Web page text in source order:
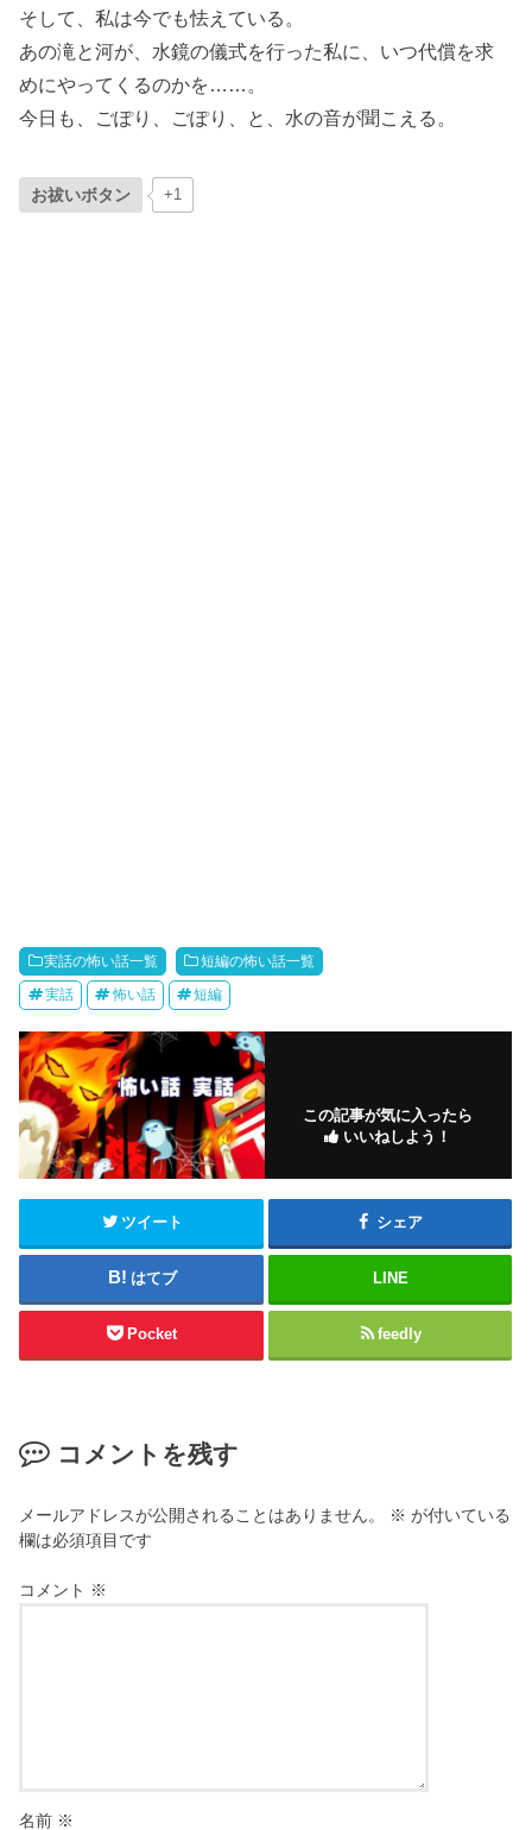
そして、私は今でも怯えている。
あの滝と河が、水鏡の儀式を行った私に、いつ代償を求
めにやってくるのかを……。
今日も、ごぽり、ごぽり、と、水の音が聞こえる。
お祓いボタン +1
実話の怖い話一覧 短編の怖い話一覧
実話 怖い話 短編
この記事が気に入ったら
いいねしよう！
ツイート シェア
はてブ LINE
Pocket feedly
コメントを残す
メールアドレスが公開されることはありません。 ※ が付いている
欄は必須項目です
コメント ※
名前 ※